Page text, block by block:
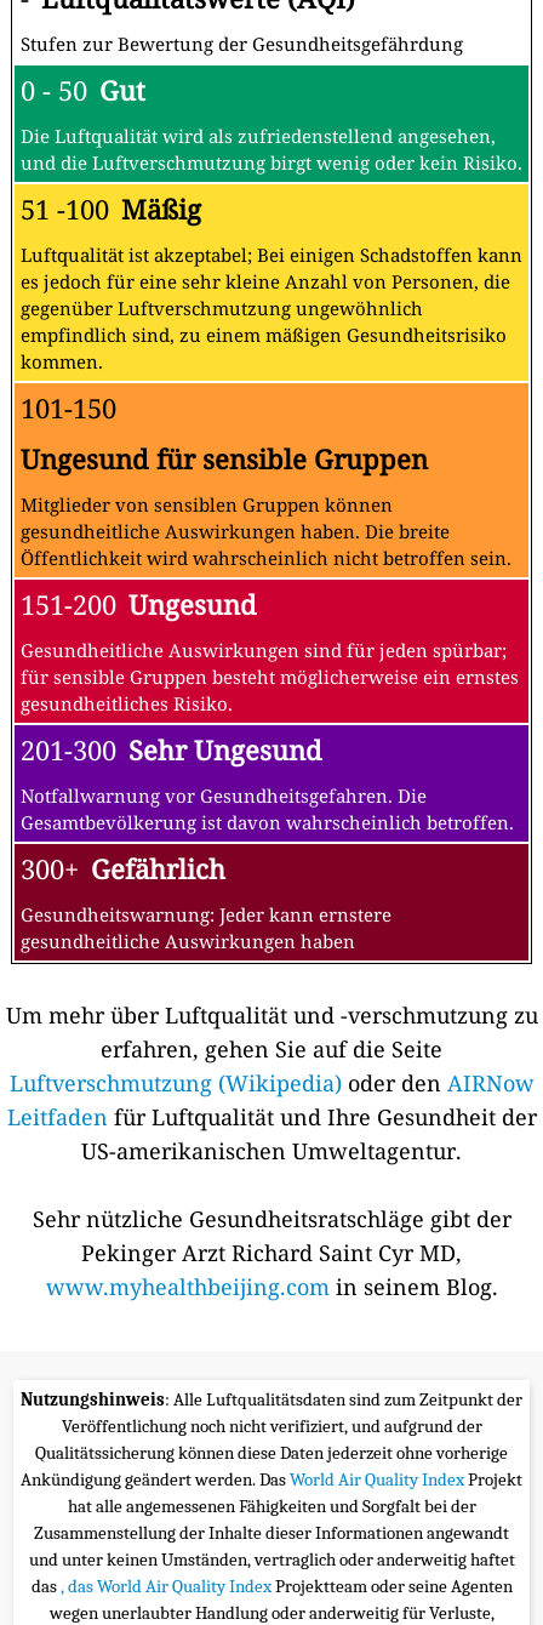
Stufen zur Bewertung der Gesundheitsgefährdung
0 - 50 Gut
Die Luftqualität wird als zufriedenstellend angesehen,
und die Luftverschmutzung birgt wenig oder kein Risiko.
51 -100 Mäßig
Luftqualität ist akzeptabel; Bei einigen Schadstoffen kann
es jedoch für eine sehr kleine Anzahl von Personen, die
gegenüber Luftverschmutzung ungewöhnlich
empfindlich sind, zu einem mäßigen Gesundheitsrisiko
kommen.
101-150
Ungesund für sensible Gruppen
Mitglieder von sensiblen Gruppen können
gesundheitliche Auswirkungen haben. Die breite
Öffentlichkeit wird wahrscheinlich nicht betroffen sein.
151-200 Ungesund
Gesundheitliche Auswirkungen sind für jeden spürbar;
für sensible Gruppen besteht möglicherweise ein ernstes
gesundheitliches Risiko.
201-300 Sehr Ungesund
Notfallwarnung vor Gesundheitsgefahren. Die
Gesamtbevölkerung ist davon wahrscheinlich betroffen.
300+ Gefährlich
Gesundheitswarnung: Jeder kann ernstere
gesundheitliche Auswirkungen haben
Um mehr über Luftqualität und -verschmutzung zu
erfahren, gehen Sie auf die Seite
Luftverschmutzung (Wikipedia)oder den AIRNow
Leitfaden für Luftqualität und Ihre Gesundheit der
US-amerikanischen Umweltagentur.
Sehr nützliche Gesundheitsratschläge gibt der
Pekinger Arzt Richard Saint Cyr MD,
www.myhealthbeijing.comin seinem Blog.
Nutzungshinweis: Alle Luftqualitätsdaten sind zum Zeitpunkt der
Veröffentlichung noch nicht verifiziert, und aufgrund der
Qualitätssicherung können diese Daten jederzeit ohne vorherige
Ankündigung geändert werden. DasWorld Air Quality IndexProjekt
hat alle angemessenen Fähigkeiten und Sorgfalt bei der
Zusammenstellung der Inhalte dieser Informationen angewandt
und unter keinen Umständen, vertraglich oder anderweitig haftet
das, das World Air Quality IndexProjektteam oder seine Agenten
wegen unerlaubter Handlung oder anderweitig für Verluste,